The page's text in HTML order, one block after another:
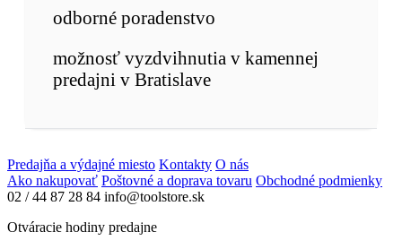
odborné poradenstvo
možnosť vyzdvihnutia v kamennej
predajni v Bratislave
Predajňa a výdajné miesto Kontakty O nás
Ako nakupovať Poštovné a doprava tovaru Obchodné podmienky
02 / 44 87 28 84 info@toolstore.sk
Otváracie hodiny predajne